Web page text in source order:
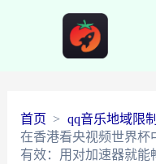
首页
qq音乐地域限制
在香港看央视频世界杯
有效：用对加速器就能